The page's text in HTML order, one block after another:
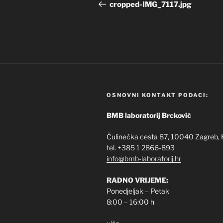
objava
objava
cropped-IMG_7117.jpg
OSNOVNI KONTAKT PODACI:
BMB laboratorij Brcković
Čulinečka cesta 87, 10040 Zagreb,
tel. +385 1 2866-893
info@bmb-laboratorij.hr
RADNO VRIJEME:
Ponedjeljak – Petak
8:00 – 16:00 h